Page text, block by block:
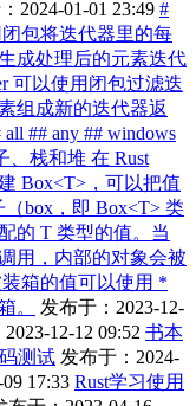
2024-01-01 23:49 #
包将迭代器里的每
成处理后的元素迭代
可以使用闭包过滤迭
组成新的迭代器返
## any ## windows
、栈和堆 在 Rust
Box<T>，可以把值
box，即 Box<T> 类
的 T 类型的值。当
用，内部的对象会被
箱的值可以使用 *
。
发布于：2023-12-
12-12 09:52 书本
测试 发布于：2024-
17:33 Rust学习使用